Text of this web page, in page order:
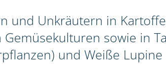
und Unkräutern in
sowie in
und Weiße Lupine